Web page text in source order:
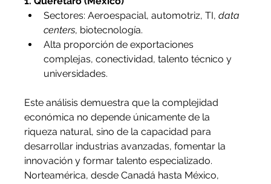
Sectores: Aeroespacial, automotriz, TI, data
centers, biotecnología.
Alta proporción de exportaciones
complejas, conectividad, talento técnico y
universidades.
Este análisis demuestra que la complejidad
económica no depende únicamente de la
riqueza natural, sino de la capacidad para
desarrollar industrias avanzadas, fomentar la
innovación y formar talento especializado.
Norteamérica, desde Canadá hasta México,